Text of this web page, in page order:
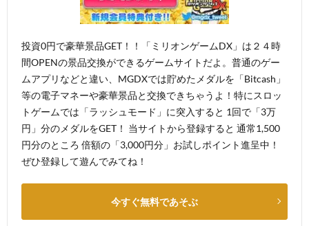
投資0円で豪華景品GET！！「ミリオンゲームDX」は２４時
間OPENの景品交換ができるゲームサイトだよ。普通のゲー
ムアプリなどと違い、MGDXでは貯めたメダルを「Bitcash」
等の電子マネーや豪華景品と交換できちゃうよ！特にスロッ
トゲームでは「ラッシュモード」に突入すると 1回で「3万
円」分のメダルをGET！ 当サイトから登録すると 通常1,500
円分のところ 倍額の「3,000円分」お試しポイント進呈中！
ぜひ登録して遊んでみてね！
今すぐ無料であそぶ